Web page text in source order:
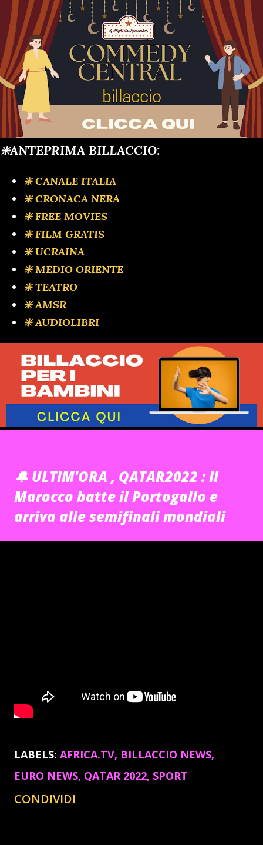
❇️ANTEPRIMA BILLACCIO:
❇️ CANALE ITALIA
❇️ CRONACA NERA
❇️ FREE MOVIES
❇️ FILM GRATIS
❇️ UCRAINA
❇️ MEDIO ORIENTE
❇️ TEATRO
❇️ AMSR
❇️ AUDIOLIBRI
🔔 ULTIM'ORA , QATAR2022 : Il
Marocco batte il Portogallo e
arriva alle semifinali mondiali
LABELS: AFRICA.TV BILLACCIO NEWS
EURO NEWS QATAR 2022 SPORT
CONDIVIDI